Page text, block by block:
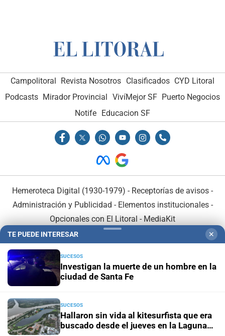
Campolitoral Revista Nosotros Clasificados CYD Litoral
Podcasts Mirador Provincial VivíMejor SF Puerto Negocios
Notife Educacion SF
Hemeroteca Digital (1930-1979) - Receptorías de avisos -
Administración y Publicidad - Elementos institucionales-
Opcionales con El Litoral - MediaKit
En Asociación con:
TE PUEDE INTERESAR ✕
SUCESOS
Investigan la muerte de un hombre en la
ciudad de Santa Fe
SUCESOS
Hallaron sin vida al kitesurfista que era
buscado desde el jueves en la Laguna